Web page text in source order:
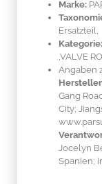
Marke:
Ersatzteil,
Kategorie:
,VALVE
Angaben
Gang
City;
Jocelyn
Spanien;